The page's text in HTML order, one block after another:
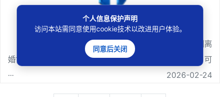
离婚协议约定房产归属能否···
夫妻共同财产中属于债务人的份额系责任财产，不因离
婚协议约定而改变。债权人发现债务人无偿转让财产的，可
···
2026-02-24
个人信息保护声明
访问本站需同意使用cookie技术以改进用户体验。
同意后关闭